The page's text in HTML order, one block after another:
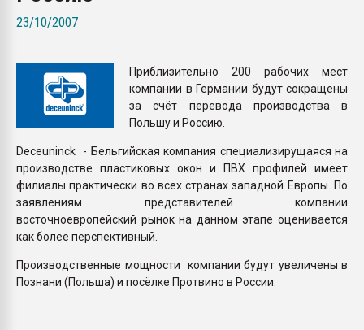
ПЕРЕЙТИ НА
23/10/2007
Приблизительно 200 рабочих мест
компании в Германии будут сокращены
за счёт перевода производства в
Польшу и Россию.
Deceuninck - Бельгийская компания специализирущаяся на
производстве пластиковых окон и ПВХ профилей имеет
филиалы практически во всех странах западной Европы. По
заявлениям представителей компании
восточноевропейский рынок на данном этапе оценивается
как более перспективный.
Производственные мощности компании будут увеличены в
Познани (Польша) и посёлке Протвино в России.